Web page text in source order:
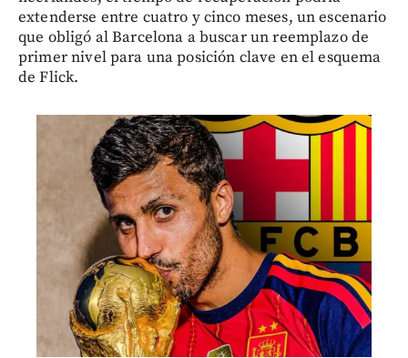
extenderse entre cuatro y cinco meses, un escenario
que obligó al Barcelona a buscar un reemplazo de
primer nivel para una posición clave en el esquema
de Flick.